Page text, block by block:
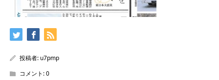
投稿者: u7pmp
コメント:0